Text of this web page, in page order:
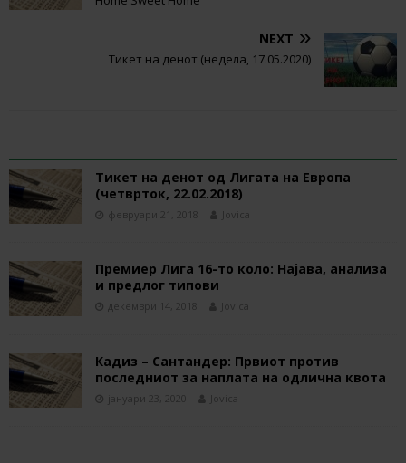
NEXT
Тикет на денот (недела, 17.05.2020)
Тикет на денот од Лигата на Европа
(четврток, 22.02.2018)
февруари 21, 2018 Jovica
Премиер Лига 16-то коло: Најава, анализа
и предлог типови
декември 14, 2018 Jovica
Кадиз – Сантандер: Првиот против
последниот за наплата на одлична квота
јануари 23, 2020 Jovica